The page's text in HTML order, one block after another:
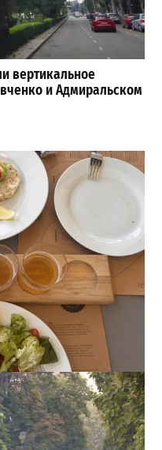
вертикальное
и Адмиральском
сколько стоит
2